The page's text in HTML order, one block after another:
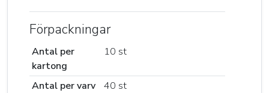
Förpackningar
Antal per
kartong
10 st
Antal per varv
40 st